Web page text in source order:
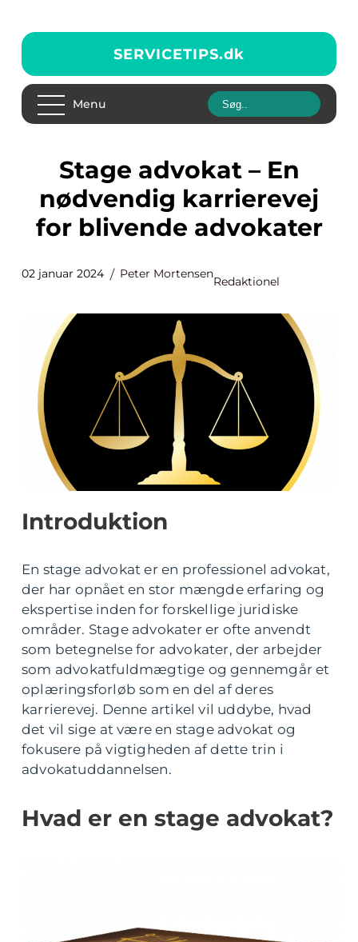
SERVICETIPS.dk
Menu
Stage advokat – En
nødvendig karrierevej
for blivende advokater
02 januar 2024 Peter Mortensen
Redaktionel
Introduktion
En stage advokat er en professionel advokat,
der har opnået en stor mængde erfaring og
ekspertise inden for forskellige juridiske
områder. Stage advokater er ofte anvendt
som betegnelse for advokater, der arbejder
som advokatfuldmægtige og gennemgår et
oplæringsforløb som en del af deres
karrierevej. Denne artikel vil uddybe, hvad
det vil sige at være en stage advokat og
fokusere på vigtigheden af dette trin i
advokatuddannelsen.
Hvad er en stage advokat?